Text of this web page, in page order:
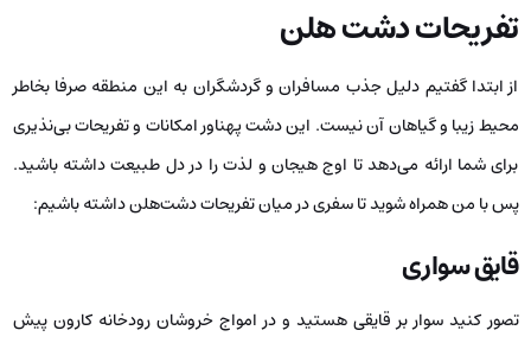
تفریحات دشت هلن
از ابتدا گفتیم دلیل جذب مسافران و گردشگران به این منطقه صرفا بخاطر
محیط زیبا و گیاهان آن نیست. این دشت پهناور امکانات و تفریحات بی‌نذیری
برای شما ارائه می‌دهد تا اوج هیجان و لذت را در دل طبیعت داشته باشید.
پس با من همراه شوید تا سفری در میان تفریحات دشت‌هلن داشته باشیم:
قایق‌ سواری
تصور کنید سوار بر قایقی هستید و در امواج خروشان رودخانه کارون پیش